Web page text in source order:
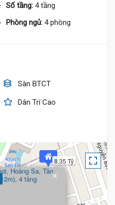
Số tầng: 4 tầng
Phòng ngủ: 4 phòng
Sàn BTCT
Dân Trí Cao
8.35 Tỷ
×